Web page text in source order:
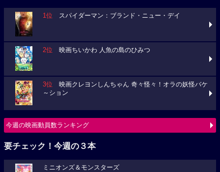
1位 スパイダーマン：ブランド・ニュー・デイ
2位 映画ちいかわ 人魚の島のひみつ
3位 映画クレヨンしんちゃん 奇々怪々！オラの妖怪バケ
～ション
今週の映画動員数ランキング
要チェック！今週の３本
ミニオンズ＆モンスターズ